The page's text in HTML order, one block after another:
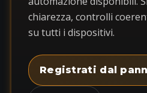
chiarezza, controlli
su tutti i dispositivi.
Registrati dal